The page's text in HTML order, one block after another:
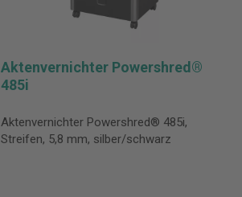
Aktenvernichter Powershred®
485i
Aktenvernichter Powershred® 485i,
Streifen, 5,8 mm, silber/schwarz